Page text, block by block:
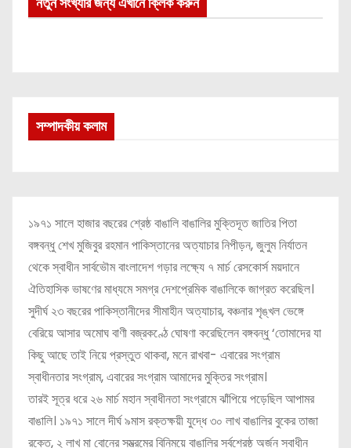
সম্পাদকীয় কলাম
১৯৭১ সালে হাজার বছরের শ্রেষ্ঠ বাঙালি বাঙালির মুক্তিদূত জাতির পিতা
বঙ্গবন্ধু শেখ মুজিবুর রহমান পাকিস্তানের অত্যাচার নিপীড়ন, জুলুম নির্যাতন
থেকে স্বাধীন সার্বভৌম বাংলাদেশ গড়ার লক্ষ্যে ৭ মার্চ রেসকোর্স ময়দানে
ঐতিহাসিক ভাষণের মাধ্যমে সমগ্র দেশপ্রেমিক বাঙালিকে জাগ্রত করেছিল।
সুদীর্ঘ ২৩ বছরের পাকিস্তানীদের সীমাহীন অত্যাচার, বঞ্চনার শৃঙ্খল ভেঙ্গে
বেরিয়ে আসার অমোঘ বাণী বজ্রকণ্ঠে ঘোষণা করেছিলেন বঙ্গবন্ধু ‘তোমাদের যা
কিছু আছে তাই নিয়ে প্রস্তুত থাকবা, মনে রাখবা- এবারের সংগ্রাম
স্বাধীনতার সংগ্রাম, এবারের সংগ্রাম আমাদের মুক্তির সংগ্রাম।
তারই সূত্র ধরে ২৬ মার্চ মহান স্বাধীনতা সংগ্রামে ঝাঁপিয়ে পড়েছিল আপামর
বাঙালি। ১৯৭১ সালে দীর্ঘ ৯মাস রক্তক্ষয়ী যুদ্ধে ৩০ লাখ বাঙালির বুকের তাজা
রক্তে, ২ লাখ মা বোনের সম্ভ্রমের বিনিময়ে বাঙালির সর্বশ্রেষ্ঠ অর্জন স্বাধীন